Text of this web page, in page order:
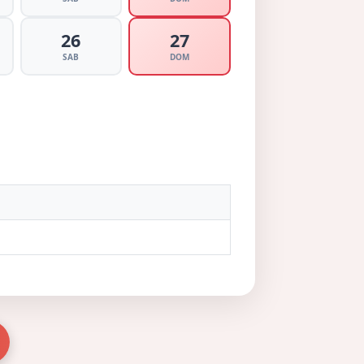
26
SAB
27
DOM